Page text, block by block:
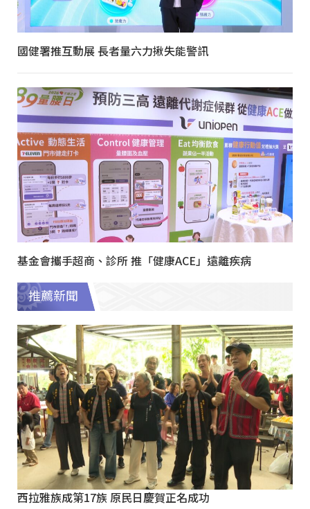
國健署推互動展 長者量六力揪失能警訊
基金會攜手超商、診所 推「健康ACE」遠離疾病
推薦新聞
西拉雅族成第17族 原民日慶賀正名成功